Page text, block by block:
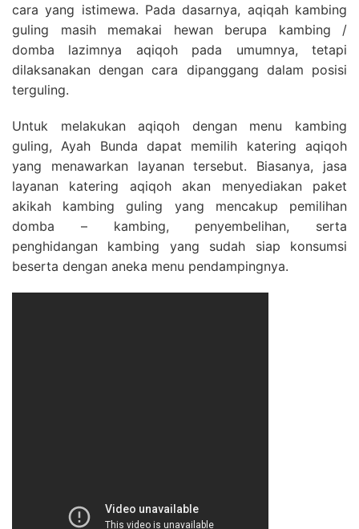
cara yang istimewa. Pada dasarnya, aqiqah kambing
guling masih memakai hewan berupa kambing /
domba lazimnya aqiqoh pada umumnya, tetapi
dilaksanakan dengan cara dipanggang dalam posisi
terguling.
Untuk melakukan aqiqoh dengan menu kambing
guling, Ayah Bunda dapat memilih katering aqiqoh
yang menawarkan layanan tersebut. Biasanya, jasa
layanan katering aqiqoh akan menyediakan paket
akikah kambing guling yang mencakup pemilihan
domba – kambing, penyembelihan, serta
penghidangan kambing yang sudah siap konsumsi
beserta dengan aneka menu pendampingnya.